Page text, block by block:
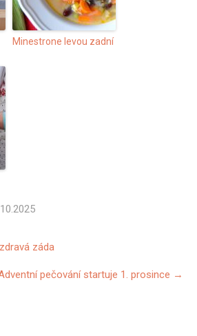
Minestrone levou zadní
záda
pečování startuje 1. prosince →